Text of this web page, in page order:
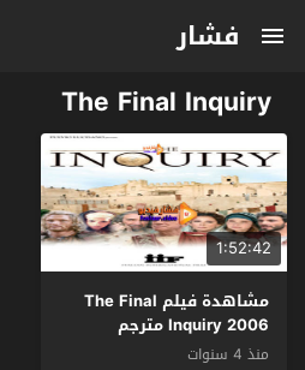
فشار
The Final Inquiry
1:52:42
مشاهدة فيلم The Final
Inquiry 2006 مترجم
منذ 4 سنوات